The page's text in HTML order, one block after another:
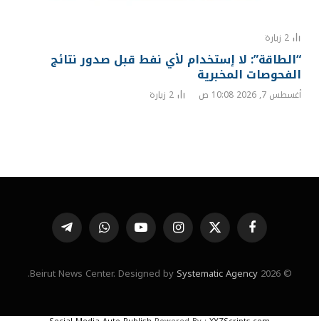
2 زيارة
“الطاقة”: لا إستخدام لأي نفط قبل صدور نتائج
الفحوصات المخبرية
أغسطس 7, 2026 10:08 ص 2 زيارة
فيسبوك X
(Twitter)
الانستغراميوتيوب واتساب تيلقرام
© 2026 Beirut News Center. Designed by
Systematic Agency
.